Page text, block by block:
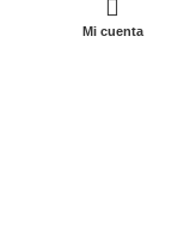
Mi cuenta